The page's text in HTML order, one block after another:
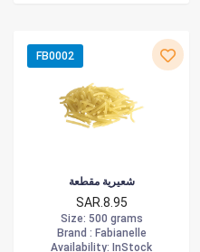
FB0002
شعيرية مقطعة
SAR.8.95
Size: 500 grams
Brand : Fabianelle
Availability: InStock